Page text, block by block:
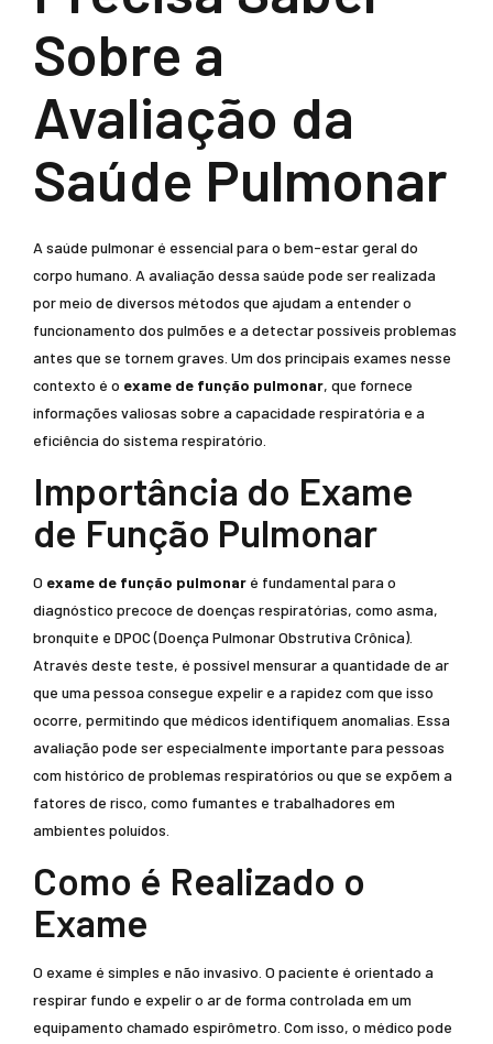
Sobre a
Avaliação da
Saúde Pulmonar
A saúde pulmonar é essencial para o bem-estar geral do
corpo humano. A avaliação dessa saúde pode ser realizada
por meio de diversos métodos que ajudam a entender o
funcionamento dos pulmões e a detectar possíveis problemas
antes que se tornem graves. Um dos principais exames nesse
contexto é o exame de função pulmonar, que fornece
informações valiosas sobre a capacidade respiratória e a
eficiência do sistema respiratório.
Importância do Exame
de Função Pulmonar
O exame de função pulmonar é fundamental para o
diagnóstico precoce de doenças respiratórias, como asma,
bronquite e DPOC (Doença Pulmonar Obstrutiva Crônica).
Através deste teste, é possível mensurar a quantidade de ar
que uma pessoa consegue expelir e a rapidez com que isso
ocorre, permitindo que médicos identifiquem anomalias. Essa
avaliação pode ser especialmente importante para pessoas
com histórico de problemas respiratórios ou que se expõem a
fatores de risco, como fumantes e trabalhadores em
ambientes poluídos.
Como é Realizado o
Exame
O exame é simples e não invasivo. O paciente é orientado a
respirar fundo e expelir o ar de forma controlada em um
equipamento chamado espirômetro. Com isso, o médico pode